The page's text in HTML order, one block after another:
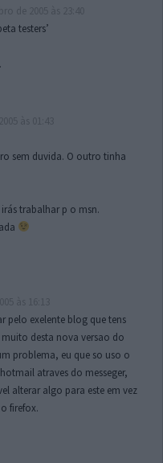
testers’
sem duvida. O outro tinha
trabalhar p o msn.
pelo exelente blog que tens
desta nova versao do
problema, eu que so uso o
atraves do messeger,
alterar algo para este em vez
firefox.